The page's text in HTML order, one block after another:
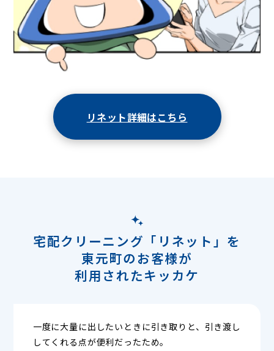
リネット詳細はこちら
宅配クリーニング「リネット」を
東元町のお客様が
利用されたキッカケ
一度に大量に出したいときに引き取りと、引き渡し
してくれる点が便利だったため。